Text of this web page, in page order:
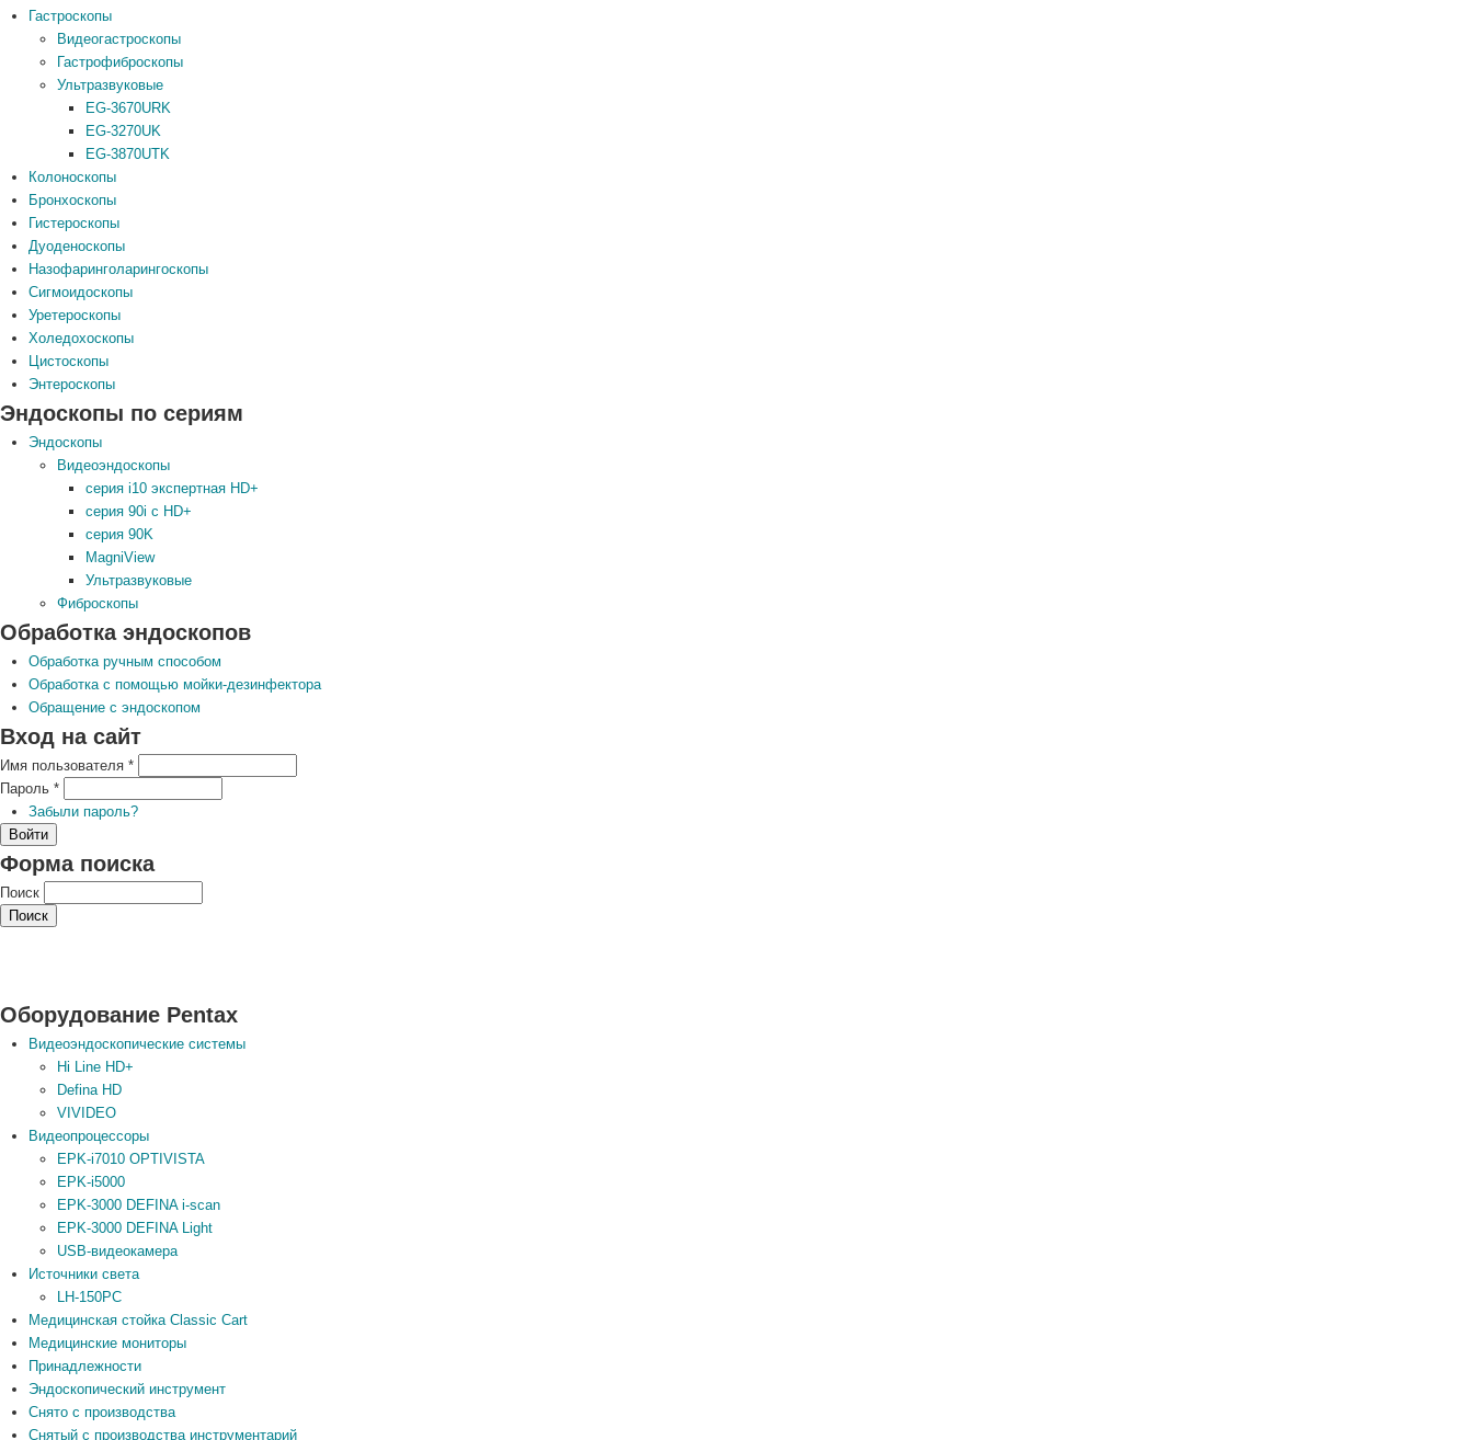
Гастроскопы
Видеогастроскопы
Гастрофиброскопы
Ультразвуковые
EG-3670URK
EG-3270UK
EG-3870UTK
Колоноскопы
Бронхоскопы
Гистероскопы
Дуоденоскопы
Назофаринголарингоскопы
Сигмоидоскопы
Уретероскопы
Холедохоскопы
Цистоскопы
Энтероскопы
Эндоскопы по сериям
Эндоскопы
Видеоэндоскопы
серия i10 экспертная HD+
серия 90i с HD+
серия 90K
MagniView
Ультразвуковые
Фиброскопы
Обработка эндоскопов
Обработка ручным способом
Обработка с помощью мойки-дезинфектора
Обращение с эндоскопом
Вход на сайт
Имя пользователя *
Пароль *
Забыли пароль?
Форма поиска
Поиск
Оборудование Pentax
Видеоэндоскопические системы
Hi Line HD+
Defina HD
VIVIDEO
Видеопроцессоры
EPK-i7010 OPTIVISTA
EPK‑i5000
EPK-3000 DEFINA i-scan
EPK-3000 DEFINA Light
USB-видеокамера
Источники света
LH-150PC
Медицинская стойка Classic Cart
Медицинские мониторы
Принадлежности
Эндоскопический инструмент
Снято с производства
Снятый с производства инструментарий